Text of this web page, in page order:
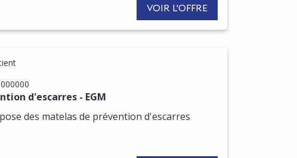
VOIR L'OFFRE
DE CETTE OFFRE
d'escarres - EGM
des matelas de prévention d'escarres